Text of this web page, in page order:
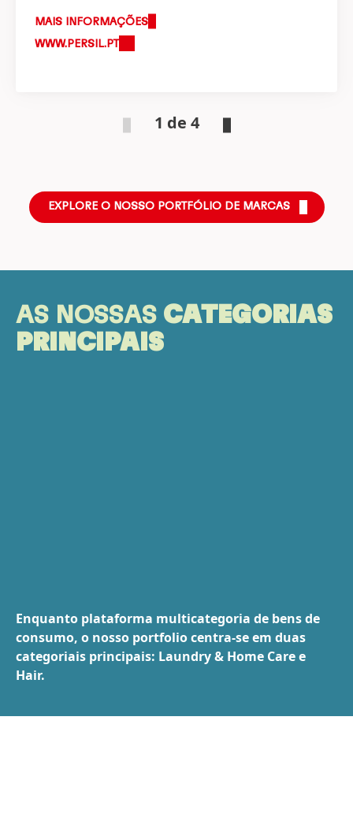
MAIS INFORMAÇÕES
WWW.PERSIL.PT
1 de 4
EXPLORE O NOSSO PORTFÓLIO DE MARCAS
AS NOSSAS CATEGORIAS
PRINCIPAIS
Enquanto plataforma multicategoria de bens de
consumo, o nosso portfolio centra-se em duas
categoriais principais: Laundry & Home Care e
Hair.